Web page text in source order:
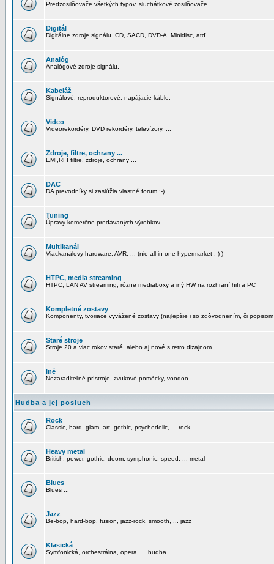
Predzosilňovače všetkých typov, sluchátkové zosilňovače.
Digitál
Digitálne zdroje signálu. CD, SACD, DVD-A, Minidisc, atď...
Analóg
Analógové zdroje signálu.
Kabeláž
Signálové, reproduktorové, napájacie káble.
Video
Videorekordéry, DVD rekordéry, televízory, ...
Zdroje, filtre, ochrany ...
EMI,RFI filtre, zdroje, ochrany ...
DAC
DA prevodníky si zaslúžia vlastné forum :-)
Tuning
Úpravy komerčne predávaných výrobkov.
Multikanál
Viackanálovy hardware, AVR, ... (nie all-in-one hypermarket :-) )
HTPC, media streaming
HTPC, LAN AV streaming, rôzne mediaboxy a iný HW na rozhraní hifi a PC
Kompletné zostavy
Komponenty, tvoriace vyvážené zostavy (najlepšie i so zdôvodnením, či
Staré stroje
Stroje 20 a viac rokov staré, alebo aj nové s retro dizajnom ...
Iné
Nezaraditeľné prístroje, zvukové pomôcky, voodoo ...
Hudba a jej posluch
Rock
Classic, hard, glam, art, gothic, psychedelic, ... rock
Heavy metal
British, power, gothic, doom, symphonic, speed, ... metal
Blues
Blues ...
Jazz
Be-bop, hard-bop, fusion, jazz-rock, smooth, ... jazz
Klasická
Symfonická, orchestrálna, opera, ... hudba